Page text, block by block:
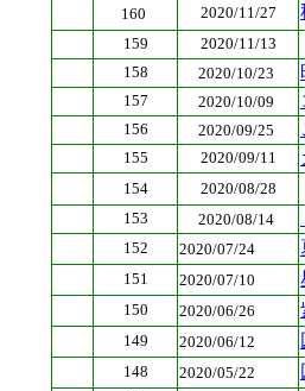
160 2020/11/27
159
2020/11/13
158
2020/10/23
157 2020/10/09
156 2020/09/25
155 2020/09/11
154
2020/08/28
153
2020/08/14
152 2020/07/24
151 2020/07/10
150 2020/06/26
149 2020/06/12
148 2020/05/22